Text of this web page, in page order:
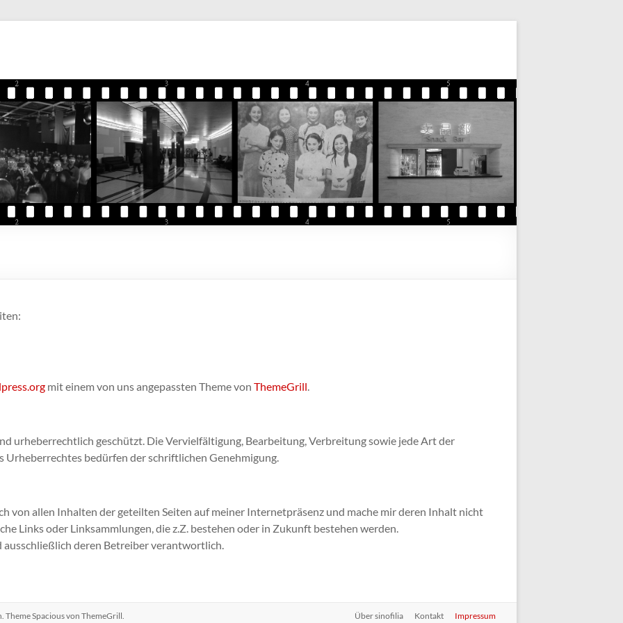
mit einem von uns angepassten Theme von ThemeGrill.
urheberrechtlich geschützt. Die Vervielfältigung, Bearbeitung, Verbreitung sowie jede Art der
Urheberrechtes bedürfen der schriftlichen Genehmigung.
von allen Inhalten der geteilten Seiten auf meiner Internetpräsenz und mache mir deren Inhalt nicht
Links oder Linksammlungen, die z.Z. bestehen oder in Zukunft bestehen werden.
ausschließlich deren Betreiber verantwortlich.
ThemeSpaciousvon ThemeGrill. Über sinofilia Kontakt Impressum